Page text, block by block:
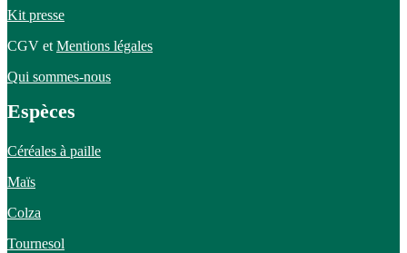
Kit presse
CGV et Mentions légales
Qui sommes-nous
Espèces
Céréales à paille
Maïs
Colza
Tournesol